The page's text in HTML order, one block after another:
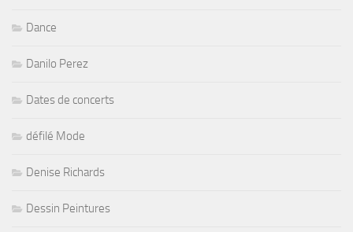
Dance
Danilo Perez
Dates de concerts
défilé Mode
Denise Richards
Dessin Peintures